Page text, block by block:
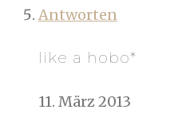
Antworten
like a hobo*
11. März 2013